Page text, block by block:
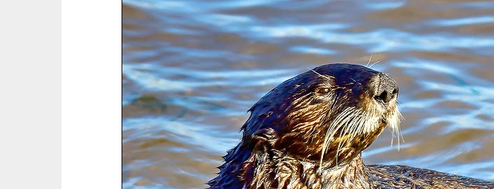
جانوران مهره‌دار - دوزیستان
جانوران مهره‌دار - ماهیان
جانوران مهره‌دار - فهرست‌ها